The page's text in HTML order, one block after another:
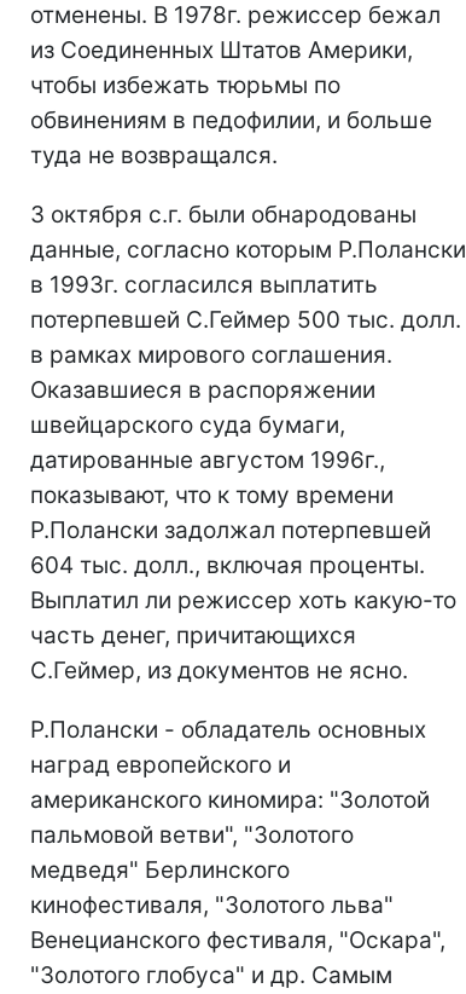
отменены. В 1978г. режиссер бежал
из Соединенных Штатов Америки,
чтобы избежать тюрьмы по
обвинениям в педофилии, и больше
туда не возвращался.
3 октября с.г. были обнародованы
данные, согласно которым Р.Полански
в 1993г. согласился выплатить
потерпевшей С.Геймер 500 тыс. долл.
в рамках мирового соглашения.
Оказавшиеся в распоряжении
швейцарского суда бумаги,
датированные августом 1996г.,
показывают, что к тому времени
Р.Полански задолжал потерпевшей
604 тыс. долл., включая проценты.
Выплатил ли режиссер хоть какую-то
часть денег, причитающихся
С.Геймер, из документов не ясно.
Р.Полански - обладатель основных
наград европейского и
американского киномира: "Золотой
пальмовой ветви", "Золотого
медведя" Берлинского
кинофестиваля, "Золотого льва"
Венецианского фестиваля, "Оскара",
"Золотого глобуса" и др. Самым